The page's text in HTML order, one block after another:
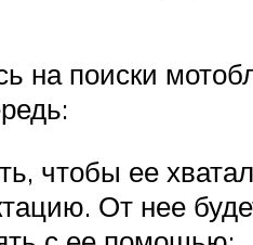
на поиски
чтобы ее
От нее